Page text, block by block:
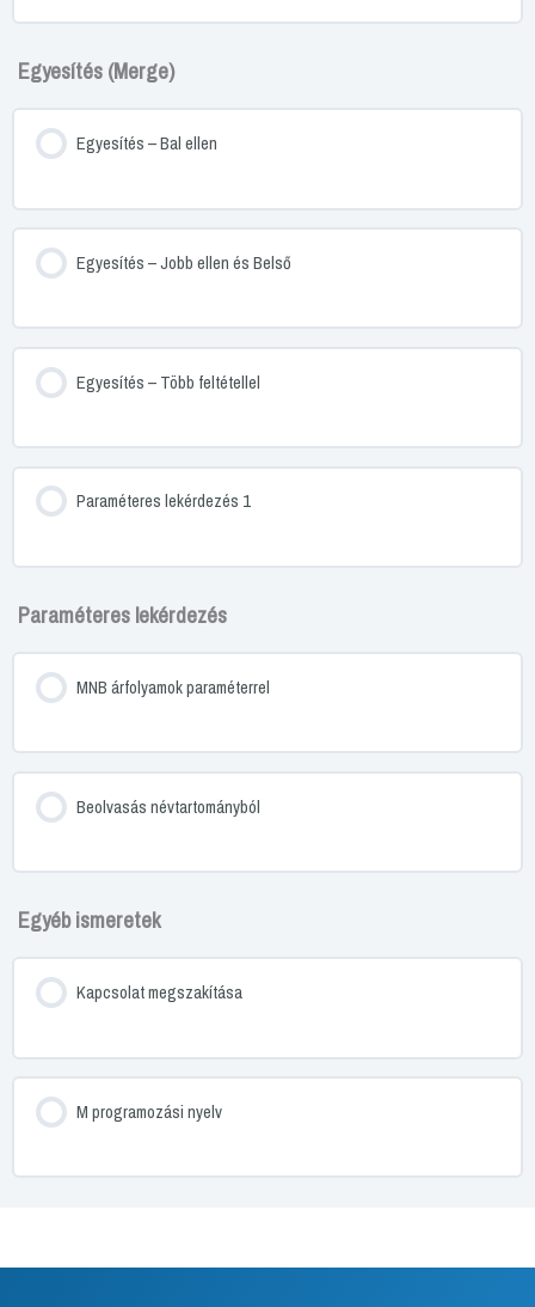
Egyesítés (Merge)
Egyesítés – Bal ellen
Egyesítés – Jobb ellen és Belső
Egyesítés – Több feltétellel
Paraméteres lekérdezés 1
Paraméteres lekérdezés
MNB árfolyamok paraméterrel
Beolvasás névtartományból
Egyéb ismeretek
Kapcsolat megszakítása
M programozási nyelv